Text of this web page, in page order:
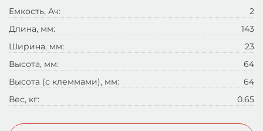
Емкость, Ач:
2
Длина, мм:
143
Ширина, мм:
23
Высота, мм:
64
Высота (с клеммами), мм:
64
Вес, кг:
0.65